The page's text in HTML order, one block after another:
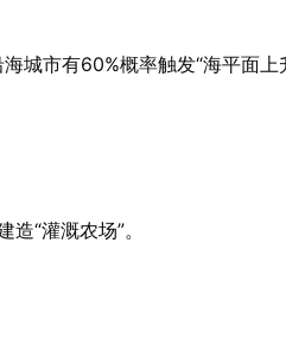
市有60%概率触发“海平面上
“灌溉农场”。